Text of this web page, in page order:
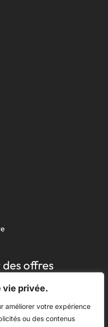
vie privée.
améliorer votre expérience
ou des contenus
offres